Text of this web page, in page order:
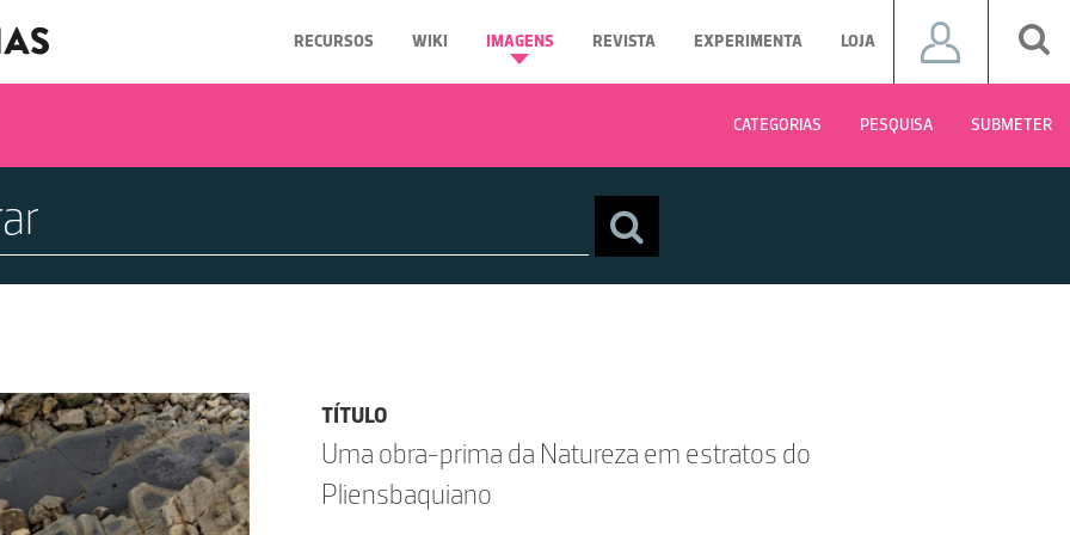
RECURSOS WIKI IMAGENS REVISTA EXPERIMENTA LOJA
CATEGORIAS PESQUISA SUBMETER
TÍTULO
Uma obra-prima da Natureza em estratos do
Pliensbaquiano